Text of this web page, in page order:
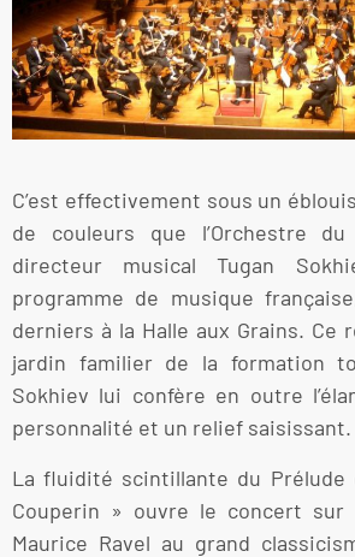
C’est effectivement sous un
de couleurs que l’Orchestre
directeur musical Tugan
programme de musique
derniers à la Halle aux Grains. Ce
jardin familier de la formation
Sokhiev lui confère en outre
personnalité et un relief saisissant.
La fluidité scintillante du Prélude
Couperin » ouvre le concert sur
Maurice Ravel au grand